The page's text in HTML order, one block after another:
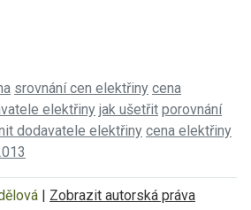
srovnání cen elektřiny cena
elektřiny jak ušetřit porovnání
dodavatele elektřiny cena elektřiny
| Zobrazit autorská práva